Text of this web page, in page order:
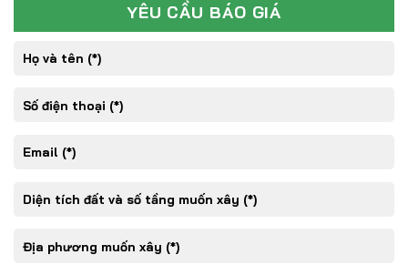
YÊU CẦU BÁO GIÁ